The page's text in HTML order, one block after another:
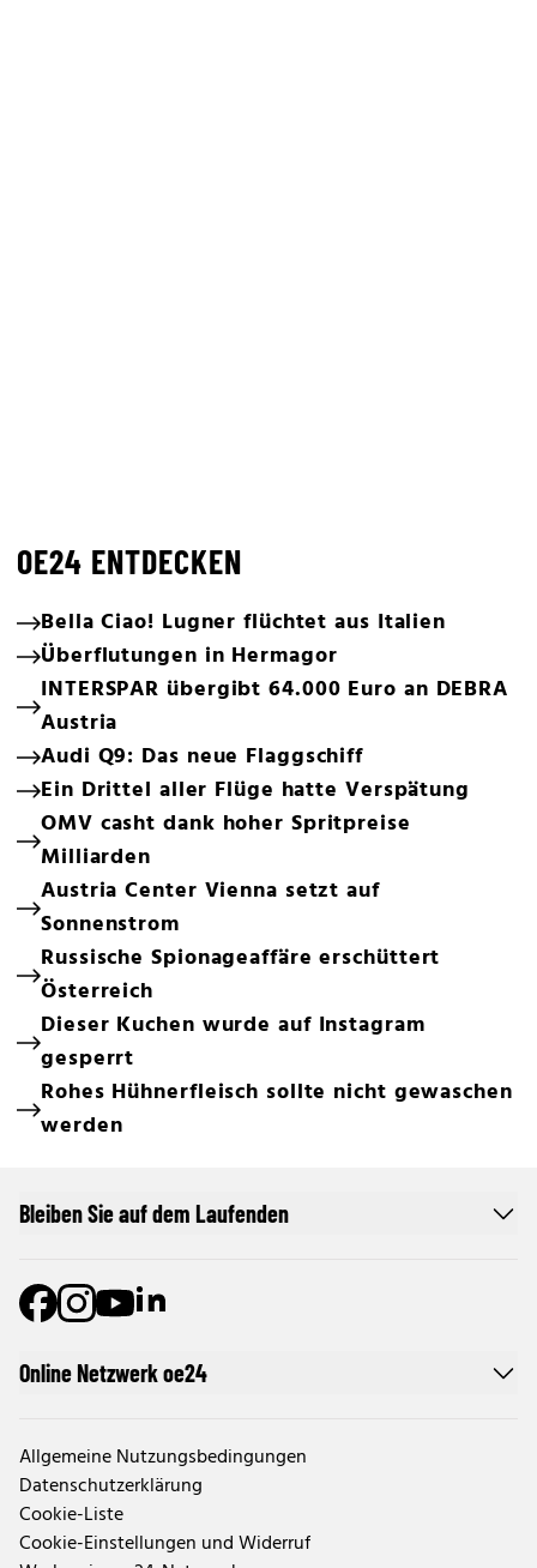
OE24 ENTDECKEN
Bella Ciao! Lugner flüchtet aus Italien
Überflutungen in Hermagor
INTERSPAR übergibt 64.000 Euro an DEBRA
Austria
Audi Q9: Das neue Flaggschiff
Ein Drittel aller Flüge hatte Verspätung
OMV casht dank hoher Spritpreise
Milliarden
Austria Center Vienna setzt auf
Sonnenstrom
Russische Spionageaffäre erschüttert
Österreich
Dieser Kuchen wurde auf Instagram
gesperrt
Rohes Hühnerfleisch sollte nicht gewaschen
werden
Online Netzwerk oe24
Allgemeine Nutzungsbedingungen
Datenschutzerklärung
Cookie-Liste
Cookie-Einstellungen und Widerruf
Bleiben Sie auf dem Laufenden